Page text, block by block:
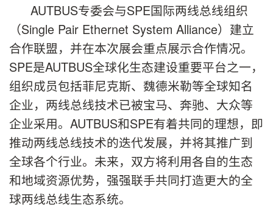
AUTBUS专委会与SPE国际两线总线组织
（Single Pair Ethernet System Alliance）建立
合作联盟，并在本次展会重点展示合作情况。
SPE是AUTBUS全球化生态建设重要平台之一，
组织成员包括菲尼克斯、魏德米勒等全球知名
企业，两线总线技术已被宝马、奔驰、大众等
企业采用。AUTBUS和SPE有着共同的理想，即
推动两线总线技术的迭代发展，并将其推广到
全球各个行业。未来，双方将利用各自的生态
和地域资源优势，强强联手共同打造更大的全
球两线总线生态系统。